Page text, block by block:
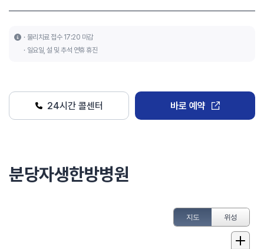
물리치료 접수 17:20 마감
일요일, 설 및 추석 연휴 휴진
24시간 콜센터 바로 예약
분당자생한방병원
지도 위성